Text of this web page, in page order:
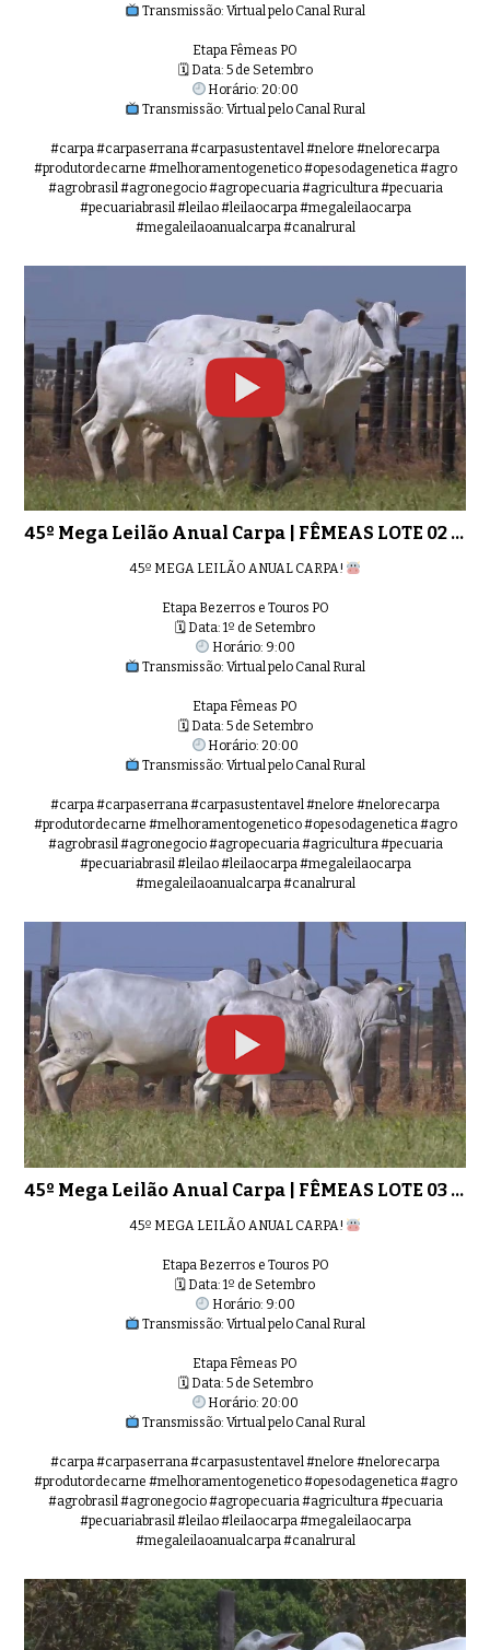
0:37 45º Mega Leilão Anual Carpa |
0:50 45º Mega Leilão Anual Carpa |
45º Mega Leilão Anual Carpa |
0:44 45º Mega Leilão Anual Carpa |
0:44 45º Mega Leilão Anual Carpa |
0:36 45º Mega Leilão Anual Carpa |
0:37 45º Mega Leilão Anual Carpa |
0:31 45º Mega Leilão Anual Carpa |
45º Mega Leilão Anual Carpa |
45º Mega Leilão Anual Carpa |
Transmissão: Virtual pelo Canal Rural
Etapa Fêmeas PO
🗓 Data: 5 de Setembro
Horário: 20:00
Transmissão: Virtual pelo Canal Rural
#carpa #carpaserrana #carpasustentavel #nelore #nelorecarpa
#produtordecarne #melhoramentogenetico #opesodagenetica #agro
#agrobrasil #agronegocio #agropecuaria #agricultura #pecuaria
#pecuariabrasil #leilao #leilaocarpa #megaleilaocarpa
#megaleilaoanualcarpa #canalrural
45º Mega Leilão Anual Carpa | FÊMEAS LOTE 02 - 9298
45º MEGA LEILÃO ANUAL CARPA!
Etapa Bezerros e Touros PO
🗓 Data: 1º de Setembro
Horário: 9:00
Transmissão: Virtual pelo Canal Rural
Etapa Fêmeas PO
🗓 Data: 5 de Setembro
Horário: 20:00
Transmissão: Virtual pelo Canal Rural
#carpa #carpaserrana #carpasustentavel #nelore #nelorecarpa
#produtordecarne #melhoramentogenetico #opesodagenetica #agro
#agrobrasil #agronegocio #agropecuaria #agricultura #pecuaria
#pecuariabrasil #leilao #leilaocarpa #megaleilaocarpa
#megaleilaoanualcarpa #canalrural
45º Mega Leilão Anual Carpa | FÊMEAS LOTE 03 - 8362
45º MEGA LEILÃO ANUAL CARPA!
Etapa Bezerros e Touros PO
🗓 Data: 1º de Setembro
Horário: 9:00
Transmissão: Virtual pelo Canal Rural
Etapa Fêmeas PO
🗓 Data: 5 de Setembro
Horário: 20:00
Transmissão: Virtual pelo Canal Rural
#carpa #carpaserrana #carpasustentavel #nelore #nelorecarpa
#produtordecarne #melhoramentogenetico #opesodagenetica #agro
#agrobrasil #agronegocio #agropecuaria #agricultura #pecuaria
#pecuariabrasil #leilao #leilaocarpa #megaleilaocarpa
#megaleilaoanualcarpa #canalrural